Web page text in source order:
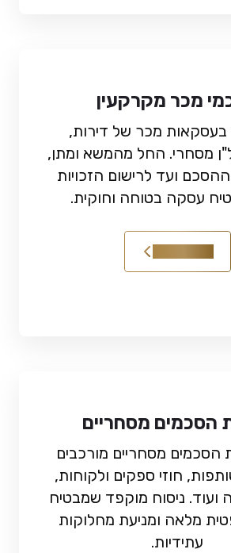
מכר מקרקעין
בעסקאות מכר של דירות,
מסחרי. החל מהמשא ומתן,
ועד לרישום הזכויות
עסקה בטוחה וחוקית.
הסכמים מסחריים
הסכמים מסחריים מורכבים
חוזי ספקים ולקוחות,
ועוד. ניסוח מוקפד שמבטיח
מלאה ומניעת מחלוקות
עתידיות.